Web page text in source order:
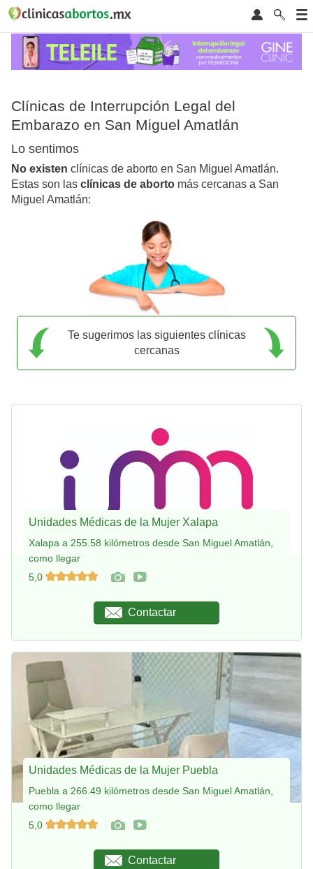
Clínicas de Interrupción Legal del
Embarazo en San Miguel Amatlán
Lo sentimos
No existen clínicas de aborto en San Miguel Amatlán.
Estas son las clínicas de aborto más cercanas a San
Miguel Amatlán:
Te sugerimos las siguientes clínicas
cercanas
Unidades Médicas de la Mujer Xalapa
Xalapa a 255.58 kilómetros desde San Miguel Amatlán,
como llegar
5,0
Contactar
Unidades Médicas de la Mujer Puebla
Puebla a 266.49 kilómetros desde San Miguel Amatlán,
como llegar
5,0
Contactar